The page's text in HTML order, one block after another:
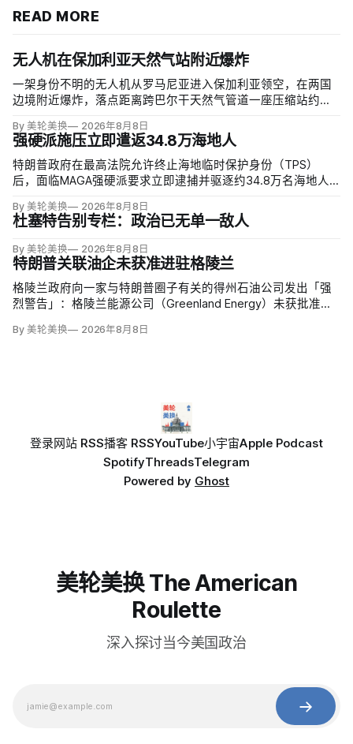
READ MORE
无人机在保加利亚天然气站附近爆炸
一架身份不明的无人机从罗马尼亚进入保加利亚领空，在两国
边境附近爆炸，落点距离跨巴尔干天然气管道一座压缩站约
夫说，罗马尼亚边防警察听到无人机噪音，保方巡逻队听到巨
响，但两国防空系统均未发现目标。
By 美轮美换 2026年8月8日
强硬派施压立即遣返34.8万海地人
特朗普政府在最高法院允许终止海地临时保护身份（TPS）
后，面临MAGA强硬派要求立即逮捕并驱逐约34.8万名海地人
至少50名海地人被叫到移民办公室并佩戴脚踝监控器，但突袭
尚未出现。
By 美轮美换 2026年8月8日
杜塞特告别专栏：政治已无单一敌人
By 美轮美换 2026年8月8日
特朗普关联油企未获准进驻格陵兰
格陵兰政府向一家与特朗普圈子有关的得州石油公司发出「强
烈警告」：格陵兰能源公司（Greenland Energy）未获批准，
地可能蕴藏价值1万亿美元原油，拟投资6000万美元钻两口
By 美轮美换 2026年8月8日
登录网站 RSS播客 RSSYouTube小宇宙Apple Podcast
SpotifyThreadsTelegram
Powered by Ghost
美轮美换 The American
Roulette
深入探讨当今美国政治